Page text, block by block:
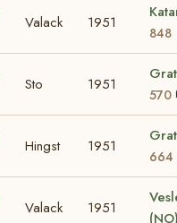
Valack 1951
848
Sto 1951
570
Hingst 1951
664
Valack 1951